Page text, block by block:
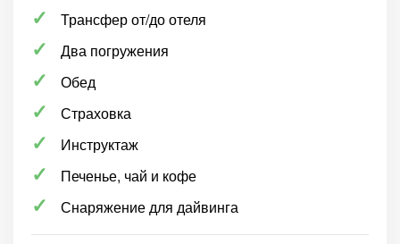
Трансфер от/до отеля
Два погружения
Обед
Страховка
Инструктаж
Печенье, чай и кофе
Снаряжение для дайвинга